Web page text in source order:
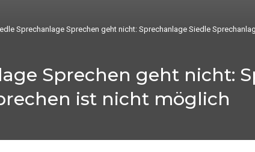
Sprechanlage Sprechen geht nicht: Sprechanlage Siedle
Sprechen geht nicht:
ist nicht möglich